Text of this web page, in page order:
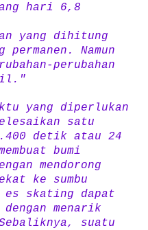
hari 6,8
yang dihitung
Namun
perubahan
yang diperlukan
satu
detik atau 24
bumi
mendorong
ke sumbu
skating dapat
dengan menarik
suatu